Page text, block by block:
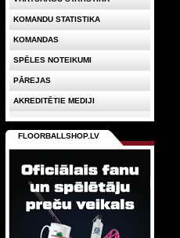
KOMANDU STATISTIKA
KOMANDAS
SPĒLES NOTEIKUMI
PĀREJAS
AKREDITĒTIE MEDIJI
FLOORBALLSHOP.LV